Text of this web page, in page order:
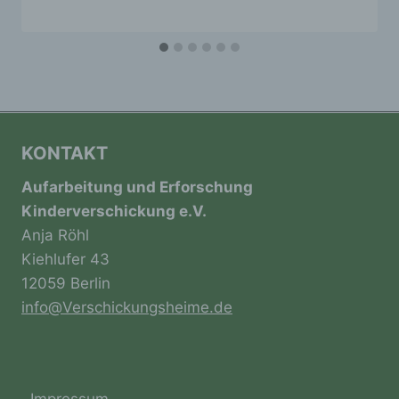
KONTAKT
Aufarbeitung und Erforschung
Kinderverschickung e.V.
Anja Röhl
Kiehlufer 43
12059 Berlin
info@Verschickungsheime.de
Profiling ist jede Art der automatisierten
personenbezogenen Daten verwendet
die sich auf eine natürliche Person beziehen,
zu bewerten, insbesondere, um Aspekte
bezüglich Arbeitsleistung, wirtschaftlicher
Lage, Gesundheit, persönlicher Vorlieben,
Interessen, Zuverlässigkeit, Verhalten,
Aufenthaltsort oder Ortswechsel dieser
natürlichen Person zu analysieren oder
vorherzusagen.
personenbezogener Daten in einer Weise,